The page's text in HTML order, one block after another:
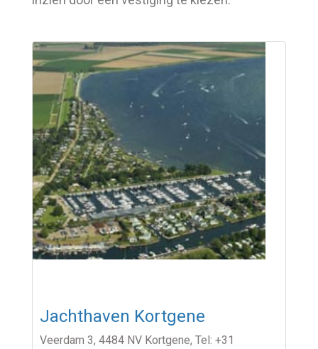
Jachthaven Kortgene
Veerdam 3, 4484 NV Kortgene, Tel: +31